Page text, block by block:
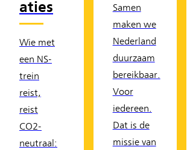
aties
Wie met
een NS-
trein
reist,
reist
CO2-
neutraal:
Samen
maken we
Nederland
duurzaam
bereikbaar.
Voor
iedereen.
Dat is de
missie van